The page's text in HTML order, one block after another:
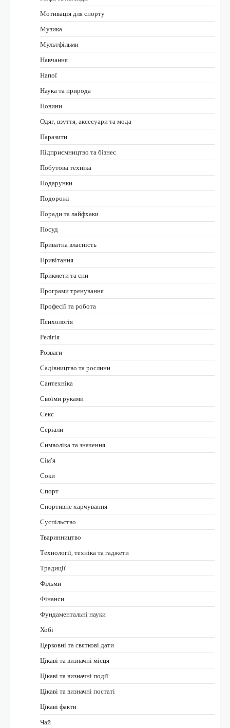
Мотивація для спорту
Музика
Мультфільми
Навчання
Напої
Наука та природа
Новини
Одяг, взуття, аксесуари та мода
Паразити
Підприємництво та бізнес
Побутова техніка
Подарунки
Подорожі
Поради та лайфхаки
Посуд
Приватна власність
Привітання
Прикмети та сни
Програми тренування
Професії та робота
Психологія
Релігія
Розваги
Садівництво та рослини
Сантехніка
Своїми руками
Секс
Серіали
Символіка та значення
Сім’я
Соки
Спорт
Спортивне харчування
Суспільство
Тваринництво
Технології, техніка та гаджети
Традиції
Фільми
Фінанси
Фундаментальні науки
Хобі
Церковні та святкові дати
Цікаві та визначні місця
Цікаві та визначні події
Цікаві та визначні постаті
Цікаві факти
Чай